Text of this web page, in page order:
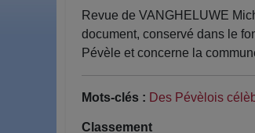
Revue de VANGHELUWE
document, conservé dans le
Pévèle et concerne la
Mots-clés : Des Pévèlois
Classement